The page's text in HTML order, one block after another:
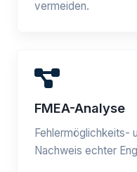
vermeiden.
FMEA-Analyse
Fehlermöglichkeits-
Nachweis echter